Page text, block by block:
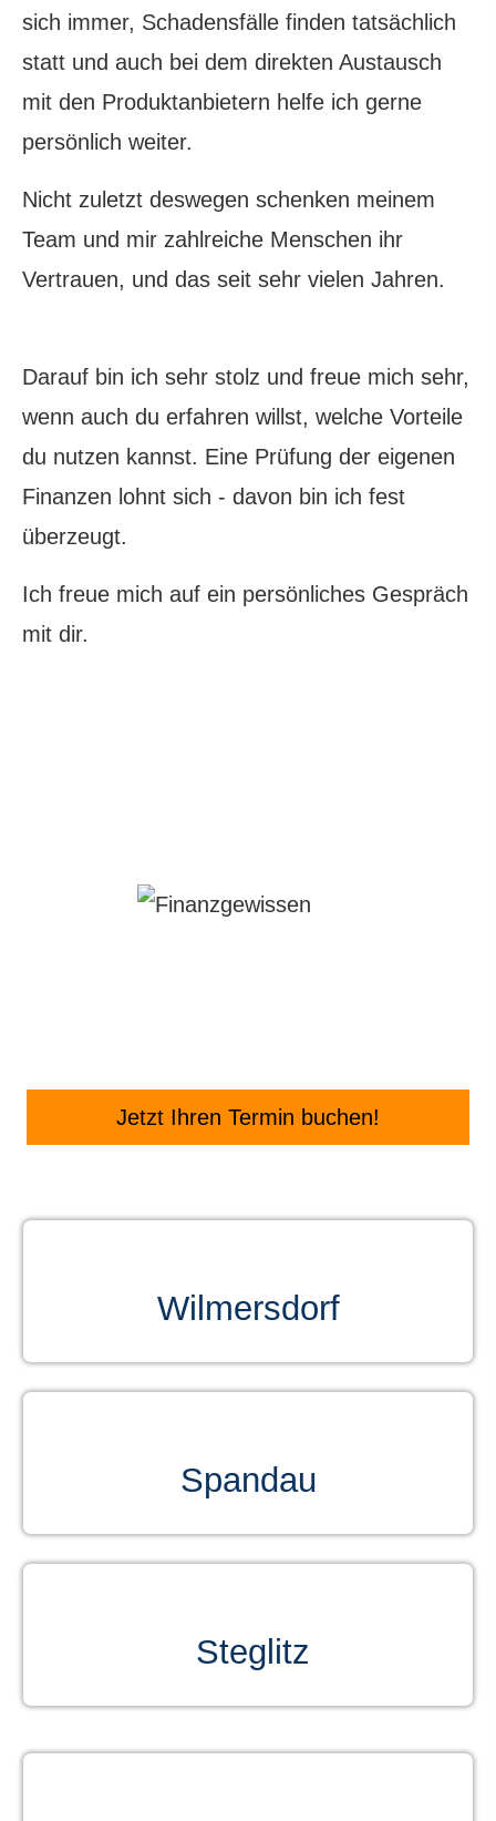
sich immer, Schadensfälle finden tatsächlich
statt und auch bei dem direkten Austausch
mit den Produktanbietern helfe ich gerne
persönlich weiter.
Nicht zuletzt deswegen schenken meinem
Team und mir zahlreiche Menschen ihr
Vertrauen, und das seit sehr vielen Jahren.
Darauf bin ich sehr stolz und freue mich sehr,
wenn auch du erfahren willst, welche Vorteile
du nutzen kannst. Eine Prüfung der eigenen
Finanzen lohnt sich - davon bin ich fest
überzeugt.
Ich freue mich auf ein persönliches Gespräch
mit dir.
Jetzt Ihren Termin buchen!
Wilmersdorf
Spandau
Steglitz